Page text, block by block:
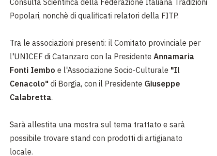
Popolari, nonchè di qualificati relatori della FITP.
Tra le associazioni presenti: il Comitato provinciale per
l'UNICEF di Catanzaro con la Presidente Annamaria
Fonti Iembo e l'Associazione Socio-Culturale "Il
Cenacolo" di Borgia, con il Presidente Giuseppe
Calabretta.
Sarà allestita una mostra sul tema trattato e sarà
possibile trovare stand con prodotti di artigianato
locale.